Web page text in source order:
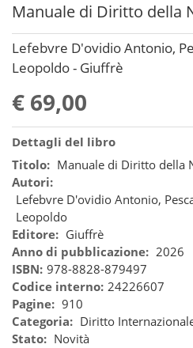
Manuale di Diritto della
Lefebvre D'ovidio Antonio,
Leopoldo - Giuffrè
€ 69,00
Dettagli del libro
Titolo: Manuale di Diritto della
Autori:
Lefebvre D'ovidio Antonio,
Leopoldo
Editore: Giuffrè
Anno di pubblicazione: 2026
ISBN: 978-8828-879497
Codice interno: 24226607
Pagine: 910
Categoria: Diritto
Stato: Novità